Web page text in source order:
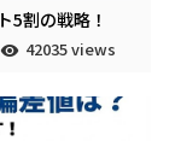
5割の戦略！
42035 views